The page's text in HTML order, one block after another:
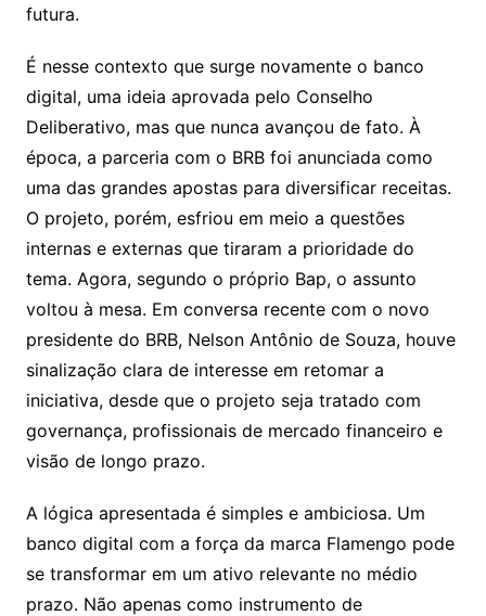
futura.
É nesse contexto que surge novamente o banco
digital, uma ideia aprovada pelo Conselho
Deliberativo, mas que nunca avançou de fato. À
época, a parceria com o BRB foi anunciada como
uma das grandes apostas para diversificar receitas.
O projeto, porém, esfriou em meio a questões
internas e externas que tiraram a prioridade do
tema. Agora, segundo o próprio Bap, o assunto
voltou à mesa. Em conversa recente com o novo
presidente do BRB, Nelson Antônio de Souza, houve
sinalização clara de interesse em retomar a
iniciativa, desde que o projeto seja tratado com
governança, profissionais de mercado financeiro e
visão de longo prazo.
A lógica apresentada é simples e ambiciosa. Um
banco digital com a força da marca Flamengo pode
se transformar em um ativo relevante no médio
prazo. Não apenas como instrumento de